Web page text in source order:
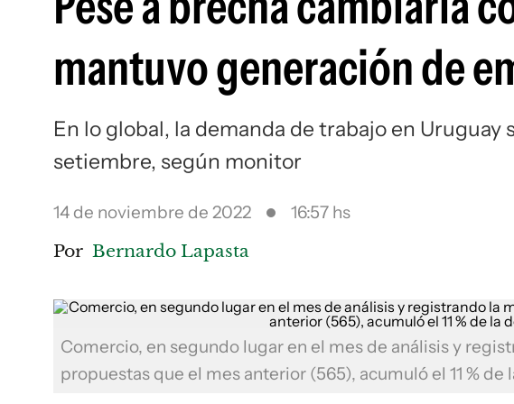
mantuvo generación de
En lo global, la demanda de trabajo en Uruguay
setiembre, según monitor
14 de noviembre de 2022 16:57 hs
Por Bernardo Lapasta
Comercio, en segundo lugar en el mes de análisis y
propuestas que el mes anterior (565), acumuló el 11 % de